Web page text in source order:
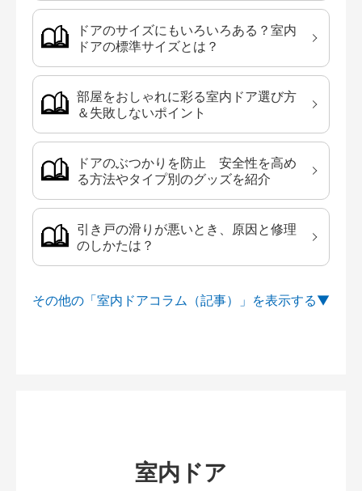
ドアのサイズにもいろいろある？室内
ドアの標準サイズとは？
部屋をおしゃれに彩る室内ドア選び方
＆失敗しないポイント
ドアのぶつかりを防止 安全性を高め
る方法やタイプ別のグッズを紹介
引き戸の滑りが悪いとき、原因と修理
のしかたは？
その他の「室内ドアコラム（記事）」を
室内ドア